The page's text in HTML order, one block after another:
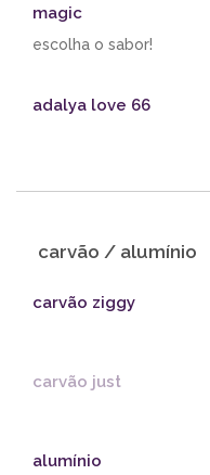
magic
escolha o sabor!
adalya love 66
carvão / alumínio
carvão ziggy
carvão just
alumínio